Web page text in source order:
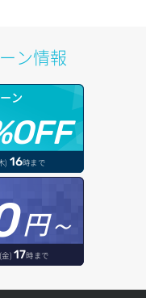
ン情報
ン
) 16時まで
円～
金) 17時まで